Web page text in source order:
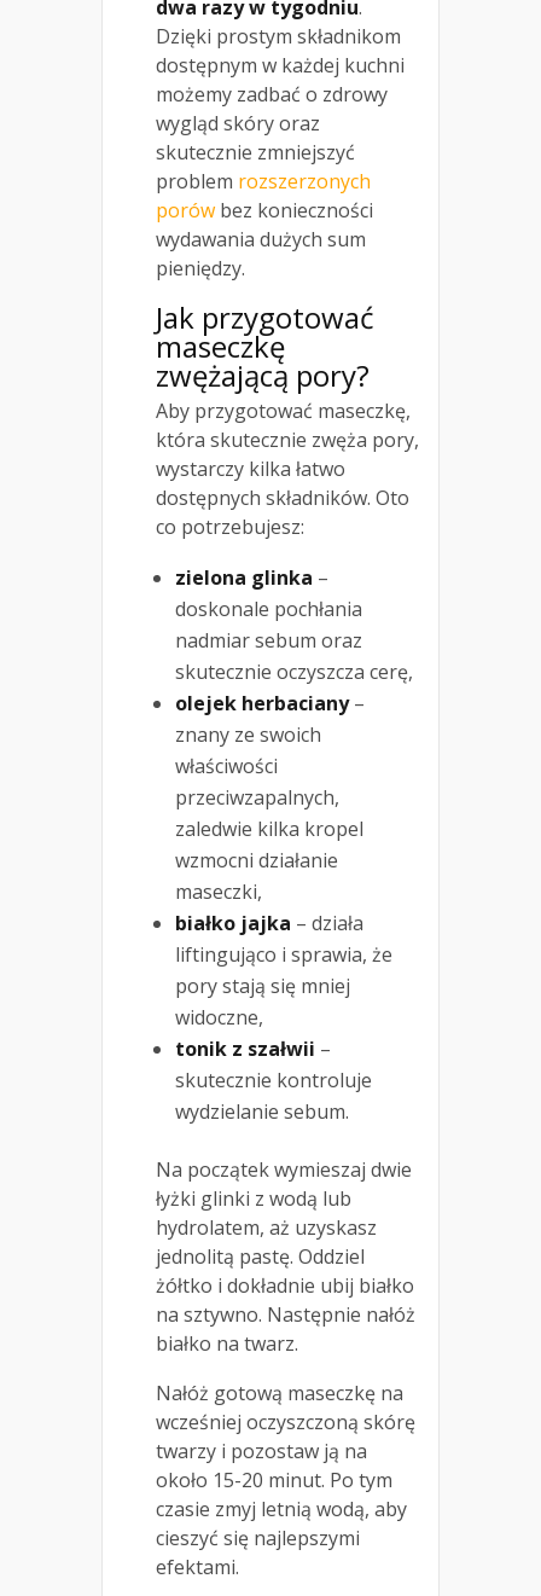
dwa razy w tygodniu.
Dzięki prostym składnikom
dostępnym w każdej kuchni
możemy zadbać o zdrowy
wygląd skóry oraz
skutecznie zmniejszyć
problem rozszerzonych
porów bez konieczności
wydawania dużych sum
pieniędzy.
Jak przygotować
maseczkę
zwężającą pory?
Aby przygotować maseczkę,
która skutecznie zwęża pory,
wystarczy kilka łatwo
dostępnych składników. Oto
co potrzebujesz:
zielona glinka –
doskonale pochłania
nadmiar sebum oraz
skutecznie oczyszcza cerę,
olejek herbaciany–
znany ze swoich
właściwości
przeciwzapalnych,
zaledwie kilka kropel
wzmocni działanie
maseczki,
białko jajka – działa
liftingująco i sprawia, że
pory stają się mniej
widoczne,
tonik z szałwii –
skutecznie kontroluje
wydzielanie sebum.
Na początek wymieszaj dwie
łyżki glinki z wodą lub
hydrolatem, aż uzyskasz
jednolitą pastę. Oddziel
żółtko i dokładnie ubij białko
na sztywno. Następnie nałóż
białko na twarz.
Nałóż gotową maseczkę na
wcześniej oczyszczoną skórę
twarzy i pozostaw ją na
około 15-20 minut. Po tym
czasie zmyj letnią wodą, aby
cieszyć się najlepszymi
efektami.